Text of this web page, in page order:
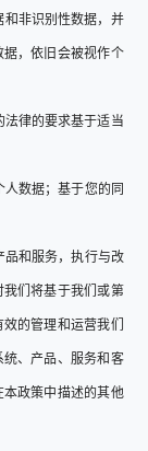
和非识别性数据，并
，依旧会被视作个
律的要求基于适当
数据；基于您的同
品和服务，执行与改
们将基于我们或第
的管理和运营我们
、产品、服务和客
政策中描述的其他